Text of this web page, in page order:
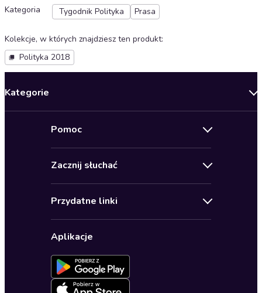
Kategoria
Tygodnik Polityka Prasa
Kolekcje, w których znajdziesz ten produkt:
Polityka 2018
Kategorie
Biznes, marketing, ekonomia
Dla młodzieży
Pomoc
Pomoc
Ustawienia prywatności
Formularz zgłaszania nielegalnych treści
Deklaracja dostępności
Zacznij słuchać
Karnety
Oferta dla firm i bibliotek
Przydatne linki
Dołącz do newslettera
Blog
Zapowiedzi
Aplikacje